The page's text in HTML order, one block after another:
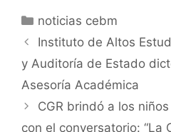
noticias cebm
Instituto de Altos
y Auditoría de Estado
Asesoría Académica
CGR brindó a los
con el conversatorio: “La